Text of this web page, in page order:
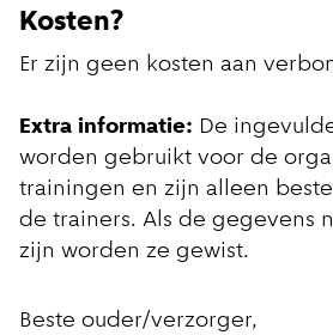
Kosten?
Er zijn geen kosten aan
Extra informatie: De
worden gebruikt voor de
trainingen en zijn alleen
de trainers. Als de gegevens
zijn worden ze gewist.
Beste ouder/verzorger,